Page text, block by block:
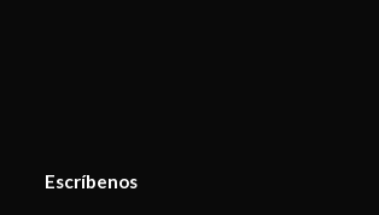
Escríbenos